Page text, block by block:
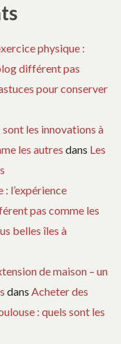
physique :
différent pas
pour conserver
sont les innovations à
les autres dans Les
l’expérience
pas comme les
belles îles à
de maison – un
dans Acheter des
: quels sont les